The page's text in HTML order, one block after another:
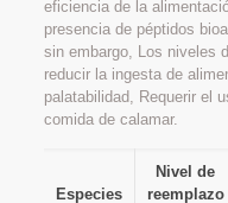
eficiencia de la
presencia de péptidos
sin embargo, Los niveles
reducir la ingesta de
palatabilidad, Requerir el
comida de calamar.
Especies
Nivel de
reemplazo